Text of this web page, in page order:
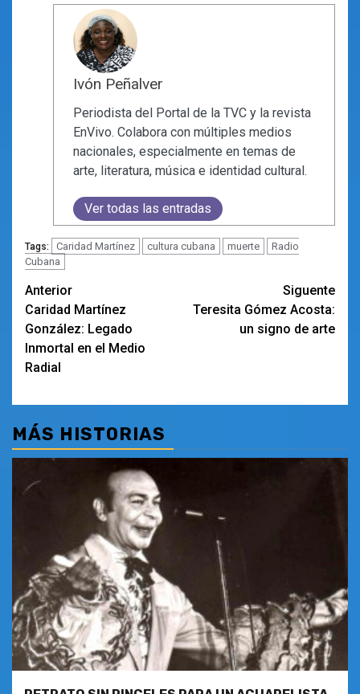
Ivón Peñalver
Periodista del Portal de la TVC y la revista
EnVivo. Colabora con múltiples medios
nacionales, especialmente en temas de
arte, literatura, música e identidad cultural.
Ver todas las entradas
Tags: Caridad Martínez cultura cubana muerte
Radio
Cubana
Navegación
de
entradas
Anterior
Caridad Martínez
González: Legado
Inmortal en el Medio
Radial
Siguente
Teresita Gómez Acosta:
un signo de arte
MÁS HISTORIAS